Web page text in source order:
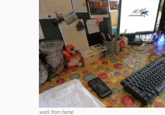
work from home